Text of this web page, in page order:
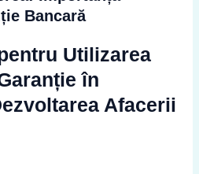
Bancară
Utilizarea
în
Afacerii